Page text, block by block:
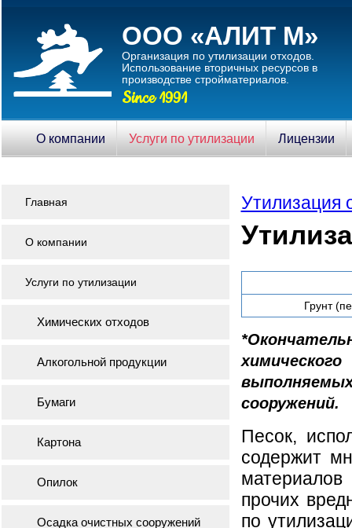
ООО «АЛИТ М»
Организация по утилизации отходов.
Использование вторичныx ресурсов в
производстве стройматериалов.
Since 1991
О компании Услуги по утилизации Лицензии
Утилизация
Грунт
сооружений.
Песок,
содержит
прочих
по
Главная
О компании
Услуги по утилизации
Химических отходов
Алкогольной продукции
Бумаги
Картона
Опилок
Осадка очистных сооружений